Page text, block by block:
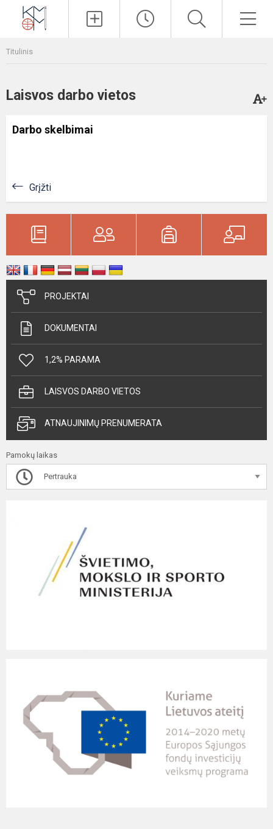
Titulinis
Laisvos darbo vietos
Darbo skelbimai
Grįžti
PROJEKTAI
DOKUMENTAI
1,2% PARAMA
LAISVOS DARBO VIETOS
ATNAUJINIMŲ PRENUMERATA
Pamokų laikas
Pertrauka